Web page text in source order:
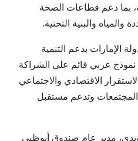
بما دعم قطاعات الصحة
والمياه والبنية التحتية.
الإمارات بدعم التنمية
عربي قائم على الشراكة
الاقتصادي والاجتماعي
المجتمعات وتدعم مستقبل
مدير عام صندوق أبوظبي